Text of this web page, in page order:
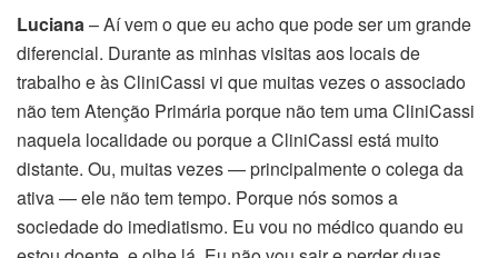
Luciana– Aí vem o que eu acho que pode ser um grande
diferencial. Durante as minhas visitas aos locais de
trabalho e às CliniCassi vi que muitas vezes o associado
não tem Atenção Primária porque não tem uma CliniCassi
naquela localidade ou porque a CliniCassi está muito
distante. Ou, muitas vezes — principalmente o colega da
ativa — ele não tem tempo. Porque nós somos a
sociedade do imediatismo. Eu vou no médico quando eu